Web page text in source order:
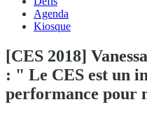
Agenda
Kiosque
[CES 2018]
: " Le CES est un
performance pour